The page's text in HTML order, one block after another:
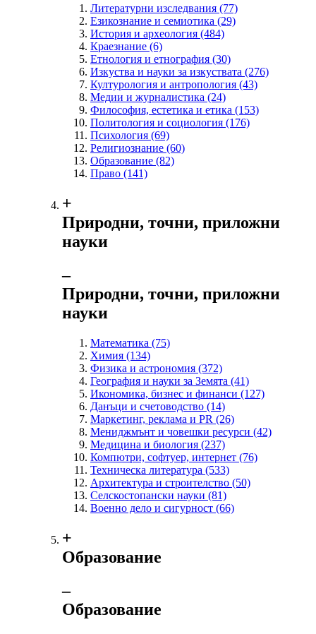
Литературни изследвания (77)
Езикознание и семиотика (29)
История и археология (484)
Краезнание (6)
Етнология и етнография (30)
Изкуства и науки за изкуствата (276)
Културология и антропология (43)
Медии и журналистика (24)
Философия, естетика и етика (153)
Политология и социология (176)
Психология (69)
Религиознание (60)
Образование (82)
Право (141)
+
Природни, точни, приложни
науки
‒
Природни, точни, приложни
науки
Математика (75)
Химия (134)
Физика и астрономия (372)
География и науки за Земята (41)
Икономика, бизнес и финанси (127)
Данъци и счетоводство (14)
Маркетинг, реклама и PR (26)
Мениджмънт и човешки ресурси (42)
Медицина и биология (237)
Компютри, софтуер, интернет (76)
Техническа литература (533)
Архитектура и строителство (50)
Селскостопански науки (81)
Военно дело и сигурност (66)
+
Образование
‒
Образование